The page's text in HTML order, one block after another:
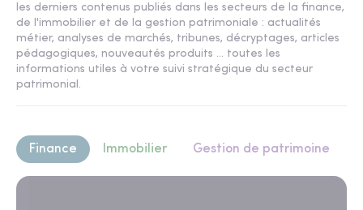
les derniers contenus publiés dans les secteurs de la finance,
de l'immobilier et de la gestion patrimoniale : actualités
métier, analyses de marchés, tribunes, décryptages, articles
pédagogiques, nouveautés produits ... toutes les
informations utiles à votre suivi stratégique du secteur
patrimonial.
Finance Immobilier Gestion de patrimoine